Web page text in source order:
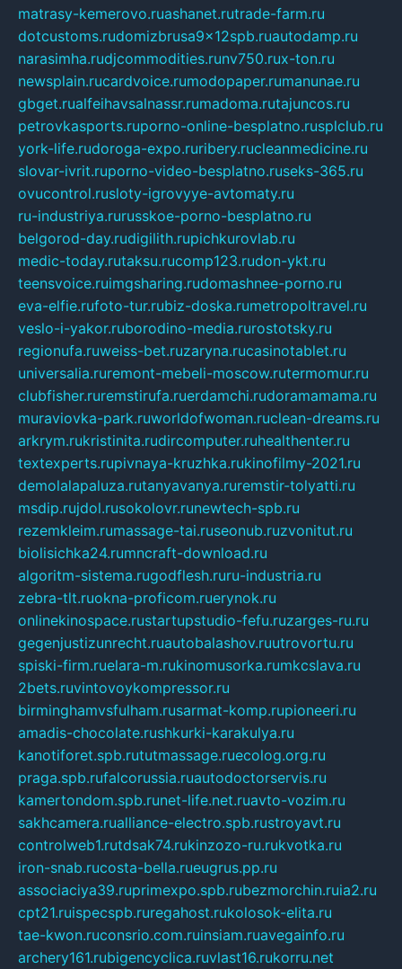
matrasy-kemerovo.ruashanet.rutrade-farm.ru
dotcustoms.rudomizbrusa9x12spb.ruautodamp.ru
narasimha.rudjcommodities.runv750.rux-ton.ru
newsplain.rucardvoice.rumodopaper.rumanunae.ru
gbget.rualfeihavsalnassr.rumadoma.rutajuncos.ru
petrovkasports.ruporno-online-besplatno.rusplclub.ru
york-life.rudoroga-expo.ruribery.rucleanmedicine.ru
slovar-ivrit.ruporno-video-besplatno.ruseks-365.ru
ovucontrol.rusloty-igrovyye-avtomaty.ru
ru-industriya.rurusskoe-porno-besplatno.ru
belgorod-day.rudigilith.rupichkurovlab.ru
medic-today.rutaksu.rucomp123.rudon-ykt.ru
teensvoice.ruimgsharing.rudomashnee-porno.ru
eva-elfie.rufoto-tur.rubiz-doska.rumetropoltravel.ru
veslo-i-yakor.ruborodino-media.rurostotsky.ru
regionufa.ruweiss-bet.ruzaryna.rucasinotablet.ru
universalia.ruremont-mebeli-moscow.rutermomur.ru
clubfisher.ruremstirufa.ruerdamchi.rudoramamama.ru
muraviovka-park.ruworldofwoman.ruclean-dreams.ru
arkrym.rukristinita.rudircomputer.ruhealthenter.ru
textexperts.rupivnaya-kruzhka.rukinofilmy-2021.ru
demolalapaluza.rutanyavanya.ruremstir-tolyatti.ru
msdip.rujdol.rusokolovr.runewtech-spb.ru
rezemkleim.rumassage-tai.ruseonub.ruzvonitut.ru
biolisichka24.rumncraft-download.ru
algoritm-sistema.rugodflesh.ruru-industria.ru
zebra-tlt.ruokna-proficom.ruerynok.ru
onlinekinospace.rustartupstudio-fefu.ruzarges-ru.ru
gegenjustizunrecht.ruautobalashov.ruutrovortu.ru
spiski-firm.ruelara-m.rukinomusorka.rumkcslava.ru
2bets.ruvintovoykompressor.ru
birminghamvsfulham.rusarmat-komp.rupioneeri.ru
amadis-chocolate.rushkurki-karakulya.ru
kanotiforet.spb.rututmassage.ruecolog.org.ru
praga.spb.rufalcorussia.ruautodoctorservis.ru
kamertondom.spb.runet-life.net.ruavto-vozim.ru
sakhcamera.rualliance-electro.spb.rustroyavt.ru
controlweb1.rutdsak74.rukinzozo-ru.rukvotka.ru
iron-snab.rucosta-bella.rueugrus.pp.ru
associaciya39.ruprimexpo.spb.rubezmorchin.ruia2.ru
cpt21.ruispecspb.ruregahost.rukolosok-elita.ru
tae-kwon.ruconsrio.com.ruinsiam.ruavegainfo.ru
archery161.rubigencyclica.ruvlast16.rukorru.net